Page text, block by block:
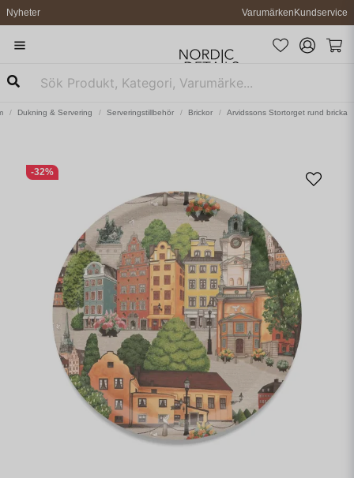
Nyheter VarumärkenKundservice
Dukning & Servering Serveringstillbehör Brickor Arvidssons Stortorget rund bricka
-32%